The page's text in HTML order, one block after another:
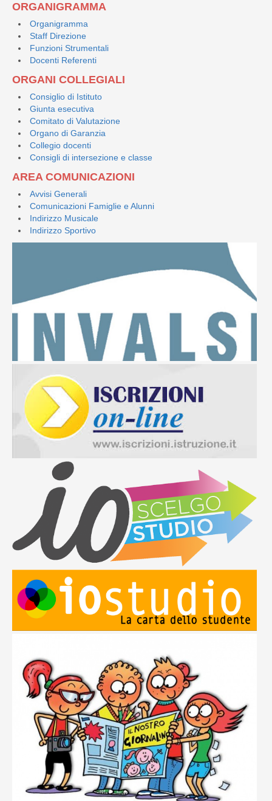
ORGANIGRAMMA
Organigramma
Staff Direzione
Funzioni Strumentali
Docenti Referenti
ORGANI COLLEGIALI
Consiglio di Istituto
Giunta esecutiva
Comitato di Valutazione
Organo di Garanzia
Collegio docenti
Consigli di intersezione e classe
AREA COMUNICAZIONI
Avvisi Generali
Comunicazioni Famiglie e Alunni
Indirizzo Musicale
Indirizzo Sportivo